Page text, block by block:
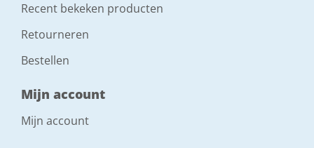
Recent bekeken producten
Retourneren
Bestellen
Mijn account
Mijn account